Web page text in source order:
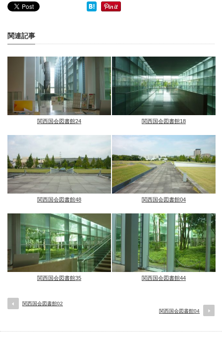
関連記事
関西国会図書館24 関西国会図書館18
関西国会図書館48 関西国会図書館04
関西国会図書館35 関西国会図書館44
関西国会図書館02
関西国会図書館04